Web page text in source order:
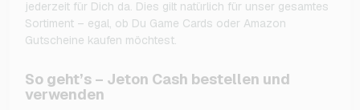
jederzeit für Dich da. Dies gilt natürlich für unser gesamtes
Sortiment – egal, ob Du Game Cards oder Amazon
Gutscheine kaufen möchtest.
So geht’s – Jeton Cash bestellen und
verwenden